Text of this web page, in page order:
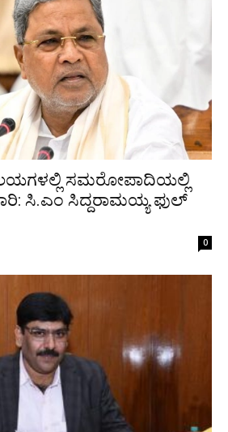
ಸಮರೋಪಾದಿಯಲ್ಲಿ
ಸಿ.ಎಂ ಸಿದ್ದರಾಮಯ್ಯ ಫುಲ್
0